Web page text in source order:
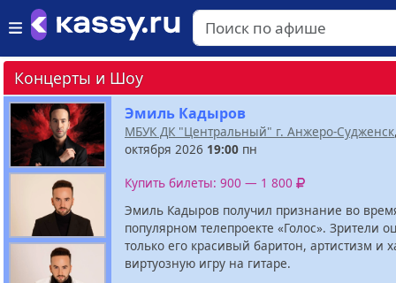
Концерты и Шоу
Эмиль Кадыров
МБУК ДК "Центральный" г. Анжеро-Судженск
октября 2026 19:00 пн
Купить билеты: 900 — 1 800
Эмиль Кадыров получил признание во
популярном телепроекте «Голос». Зрители
только его красивый баритон, артистизм и
виртуозную игру на гитаре.